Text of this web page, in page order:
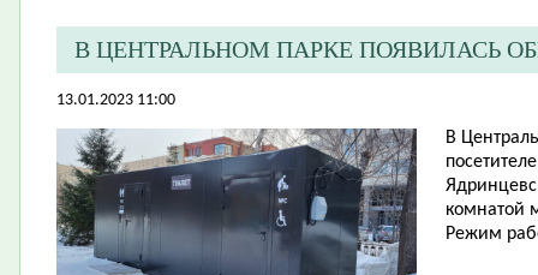
В ЦЕНТРАЛЬНОМ ПАРКЕ ПОЯВИЛАСЬ
13.01.2023 11:00
В
комнатой
Режим